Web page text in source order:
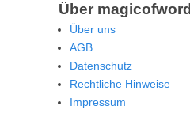
Über magicofword
Über uns
AGB
Datenschutz
Rechtliche Hinweise
Impressum